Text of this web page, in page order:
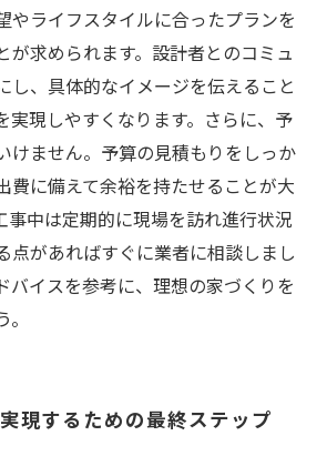
やライフスタイルに合ったプランを
が求められます。設計者とのコミュ
し、具体的なイメージを伝えること
実現しやすくなります。さらに、予
けません。予算の見積もりをしっか
費に備えて余裕を持たせることが大
事中は定期的に現場を訪れ進行状況
点があればすぐに業者に相談しまし
バイスを参考に、理想の家づくりを
現するための最終ステップ